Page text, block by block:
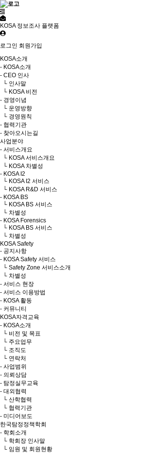
KOSA 정보조사 플랫폼
로그인 회원가입
KOSA소개
- KOSA소개
- CEO 인사
└ 인사말
└ KOSA 비전
- 경영이념
└ 운영방향
└ 경영원칙
- 협력기관
- 찾아오시는길
사업분야
- 서비스개요
└ KOSA 서비스개요
└ KOSA 차별성
- KOSA I2
└ KOSA I2 서비스
└ KOSA R&D 서비스
- KOSA BS
└ KOSA BS 서비스
└ 차별성
- KOSA Forensics
└ KOSA BS 서비스
└ 차별성
KOSA Safety
- 공지사항
- KOSA Safety 서비스
└ Safety Zone 서비스소개
└ 차별성
- 서비스 현장
- 서비스 이용방법
- KOSA 활동
- 커뮤니티
KOSA자격교육
- KOSA소개
└ 비전 및 목표
└ 주요업무
└ 조직도
└ 연락처
- 사업범위
- 의뢰상담
- 탐정실무교육
- 대외협력
└ 산학협력
└ 협력기관
- 미디어보도
한국탐정정책학회
- 학회소개
└ 학회장 인사말
└ 임원 및 회원현황